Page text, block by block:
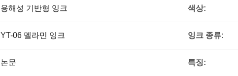
용해성 기반형 잉크 색상:
YT-06 멜라민 잉크 잉크 종류:
논문 특징: